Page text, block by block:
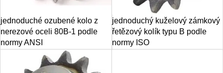
jednoduché ozubené kolo z
nerezové oceli 80B-1 podle
normy ANSI
jednoduchý kuželový zámkový
řetězový kolík typu B podle
normy ISO